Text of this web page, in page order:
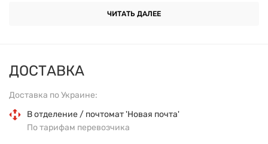
ДОСТАВКА
Доставка по Украине:
В отделение / почтомат 'Новая почта'
По тарифам перевозчика
Форма выпуска: батончики
Количество в упаковке: 10 шт
ЧИТАТЬ ДАЛЕЕ